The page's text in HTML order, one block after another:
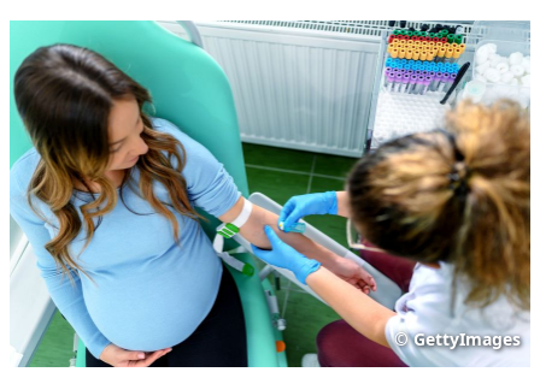
© GettyImages